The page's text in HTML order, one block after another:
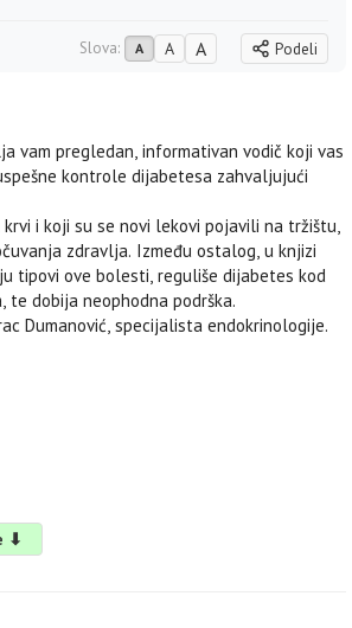
Slova: A A A Podeli
vam pregledan, informativan vodič koji vas
kontrole dijabetesa zahvaljujući
i koji su se novi lekovi pojavili na tržištu,
zdravlja. Između ostalog, u knjizi
tipovi ove bolesti, reguliše dijabetes kod
te dobija neophodna podrška.
Dumanović, specijalista endokrinologije.
⬇